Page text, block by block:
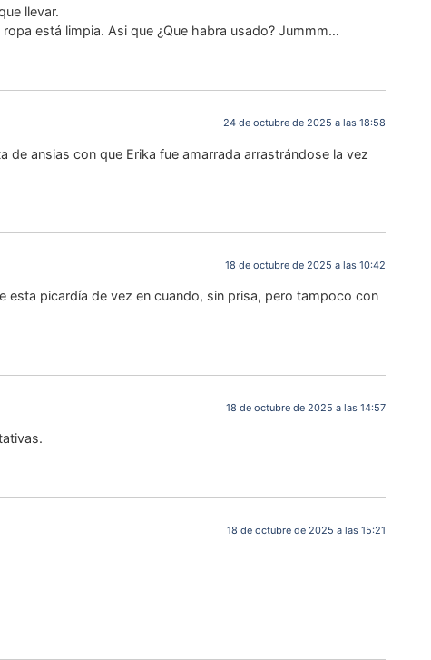
llevar.
está limpia. Asi que ¿Que habra usado? Jummm…
24 de octubre de 2025 a las 18:58
de ansias con que Erika fue amarrada arrastrándose la vez
18 de octubre de 2025 a las 10:42
picardía de vez en cuando, sin prisa, pero tampoco con
18 de octubre de 2025 a las 14:57
18 de octubre de 2025 a las 15:21